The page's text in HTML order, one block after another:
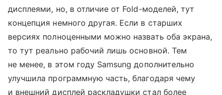
дисплеями, но, в отличие от Fold-моделей, тут
концепция немного другая. Если в старших
версиях полноценными можно назвать оба экрана,
то тут реально рабочий лишь основной. Тем
не менее, в этом году Samsung дополнительно
улучшила программную часть, благодаря чему
и внешний дисплей раскладушки стал более